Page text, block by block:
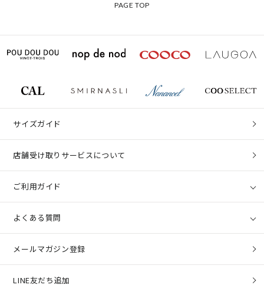
PAGE TOP
サイズガイド
店舗受け取りサービスについて
ご利用ガイド
よくある質問
メールマガジン登録
LINE友だち追加